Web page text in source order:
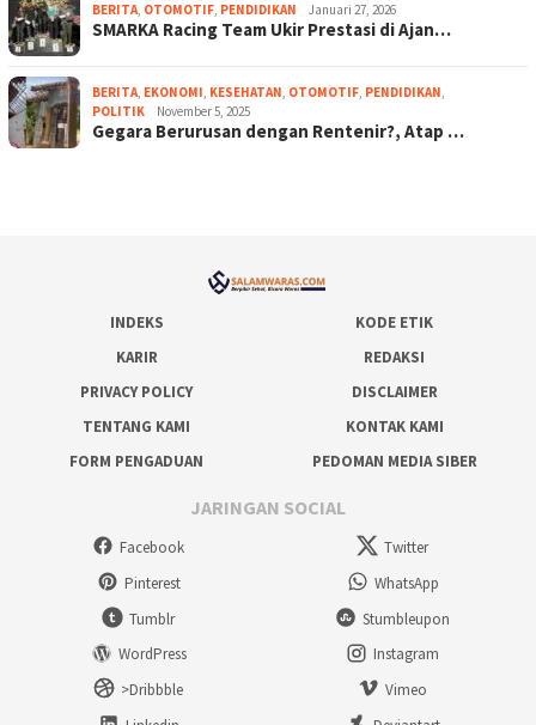
BERITA, OTOMOTIF, PENDIDIKAN Januari 27, 2026
SMARKA Racing Team Ukir Prestasi di Ajan…
BERITA, EKONOMI, KESEHATAN, OTOMOTIF, PENDIDIKAN,
POLITIK
November 5, 2025
Gegara Berurusan dengan Rentenir?, Atap …
INDEKS
KODE ETIK
KARIR
REDAKSI
PRIVACY POLICY
DISCLAIMER
TENTANG KAMI
KONTAK KAMI
FORM PENGADUAN
PEDOMAN MEDIA SIBER
JARINGAN SOCIAL
Facebook
Twitter
Pinterest
WhatsApp
Tumblr
Stumbleupon
WordPress
Instagram
>Dribbble
Vimeo